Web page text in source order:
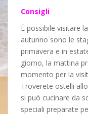
Consigli
È possibile visitare
autunno sono le
primavera e in
giorno, la mattina
momento per la
Troverete ostelli
si può cucinare da
speciali preparate